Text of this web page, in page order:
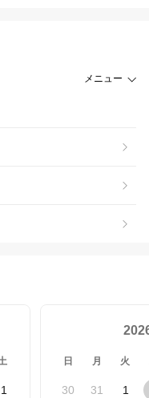
メニュー
1
日 月 火
30 31 1